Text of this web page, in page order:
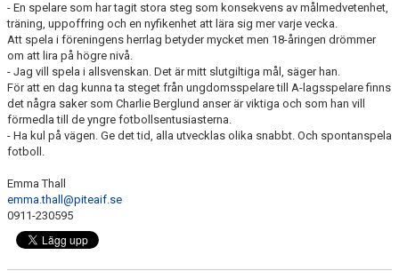
- En spelare som har tagit stora steg som konsekvens av målmedvetenhet,
träning, uppoffring och en nyfikenhet att lära sig mer varje vecka.
Att spela i föreningens herrlag betyder mycket men 18-åringen drömmer
om att lira på högre nivå.
- Jag vill spela i allsvenskan. Det är mitt slutgiltiga mål, säger han.
För att en dag kunna ta steget från ungdomsspelare till A-lagsspelare finns
det några saker som Charlie Berglund anser är viktiga och som han vill
förmedla till de yngre fotbollsentusiasterna.
- Ha kul på vägen. Ge det tid, alla utvecklas olika snabbt. Och spontanspela
fotboll.
Emma Thall
emma.thall@piteaif.se
0911-230595